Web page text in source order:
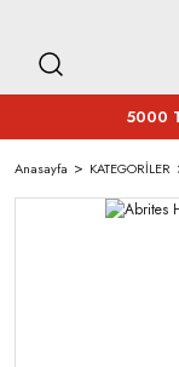
5000
Anasayfa KATEGORİLER